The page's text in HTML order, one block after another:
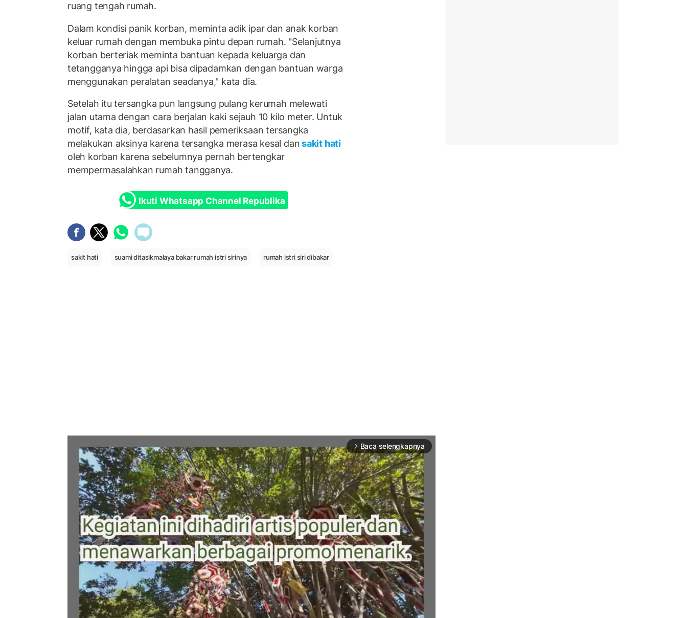
ruang tengah rumah.
Dalam kondisi panik korban, meminta adik ipar dan anak korban
keluar rumah dengan membuka pintu depan rumah. "Selanjutnya
korban berteriak meminta bantuan kepada keluarga dan
tetangganya hingga api bisa dipadamkan dengan bantuan warga
menggunakan peralatan seadanya," kata dia.
Setelah itu tersangka pun langsung pulang kerumah melewati
jalan utama dengan cara berjalan kaki sejauh 10 kilo meter. Untuk
motif, kata dia, berdasarkan hasil pemeriksaan tersangka
melakukan aksinya karena tersangka merasa kesal dansakit hati
oleh korban karena sebelumnya pernah bertengkar
mempermasalahkan rumah tangganya.
Ikuti Whatsapp Channel Republika
sakit hati suami ditasikmalaya bakar rumah istri sirinya rumah istri siri dibakar
arrow_forward_ios Baca selengkapnya